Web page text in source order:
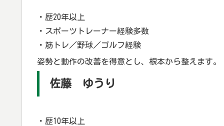
・歴20年以上
・スポーツトレーナー経験多数
・筋トレ／野球／ゴルフ経験
姿勢と動作の改善を得意とし、根本から整えます。
佐藤 ゆうり
・歴10年以上